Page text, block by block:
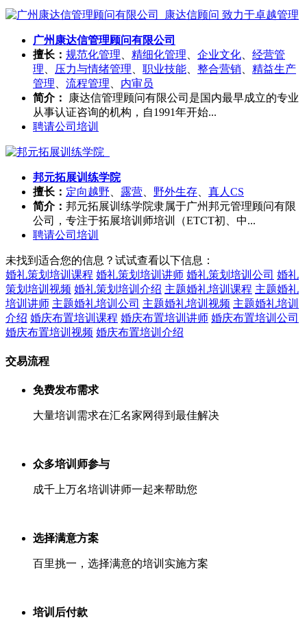
广州康达信管理顾问有限公司
擅长： 规范化管理 精细化管理 企业文化
经营管
理
压力与情绪管理 职业技能 整合营销
精益生产
管理
流程管理
内审员
简介：
康达信管理顾问有限公司是国内最早成立的专业
从事认证咨询的机构，自1991年开始...
聘请公司培训
邦元拓展训练学院
擅长： 定向越野 露营 野外生存
真人CS
简介： 邦元拓展训练学院隶属于广州邦元管理顾问有限
公司，专注于拓展培训师培训（ETCT初、中...
聘请公司培训
未找到适合您的信息？试试查看以下信息：
婚礼策划培训课程 婚礼策划培训讲师 婚礼策划培训公司 婚礼
策划培训视频 婚礼策划培训介绍 主题婚礼培训课程 主题婚礼
培训讲师 主题婚礼培训公司 主题婚礼培训视频 主题婚礼培训
介绍 婚庆布置培训课程 婚庆布置培训讲师 婚庆布置培训公司
婚庆布置培训视频 婚庆布置培训介绍
交易流程
免费发布需求
大量培训需求在汇名家网得到最佳解决
众多培训师参与
成千上万名培训讲师一起来帮助您
选择满意方案
百里挑一，选择满意的培训实施方案
培训后付款